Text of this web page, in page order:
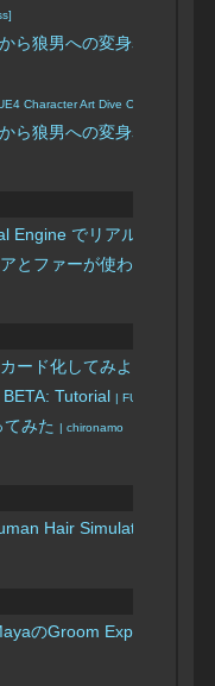
ら狼男への変身表現法の
Character Art Dive Online)
ら狼男への変身表現法の
Engine でリアルなヘアと
とファーが使われた
ード化してみよう！
Tutorial |
みた | chironamo
Hair Simulation:
のGroom Exporterを使